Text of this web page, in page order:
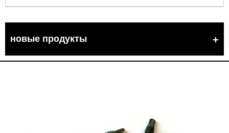
новые продукты